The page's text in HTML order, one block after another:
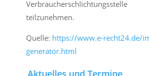
Verbraucherschlichtungsstelle
teilzunehmen.
Quelle: https://www.e-recht24.de/
generator.html
Aktuelles und Termine